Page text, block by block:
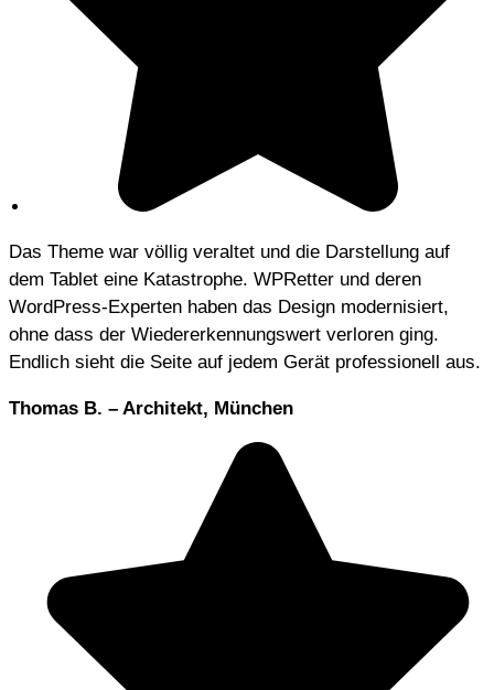
Das Theme war völlig veraltet und die Darstellung auf
dem Tablet eine Katastrophe. WPRetter und deren
WordPress-Experten haben das Design modernisiert,
ohne dass der Wiedererkennungswert verloren ging.
Endlich sieht die Seite auf jedem Gerät professionell aus.
Thomas B. – Architekt, München